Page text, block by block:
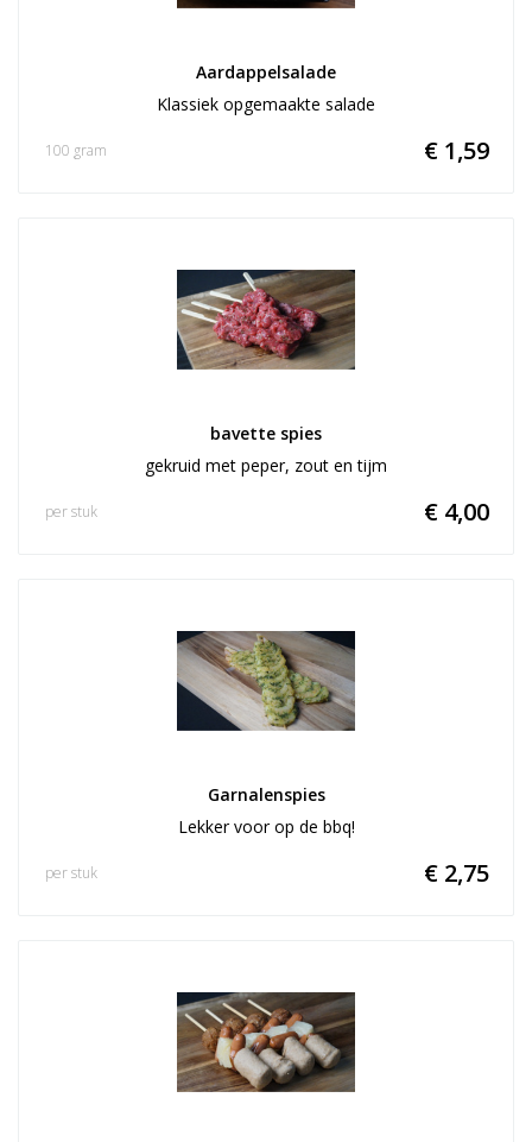
Aardappelsalade
Klassiek opgemaakte salade
€ 1,59
100 gram
bavette spies
gekruid met peper, zout en tijm
€ 4,00
per stuk
Garnalenspies
Lekker voor op de bbq!
€ 2,75
per stuk